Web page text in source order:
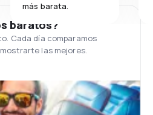
más barata.
baratos?
Cada día comparamos
las mejores.